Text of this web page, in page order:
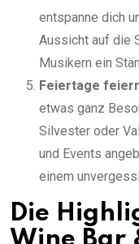
entspanne dich
Aussicht auf die
Musikern ein
Feiertage
etwas ganz
Silvester oder
und Events
einem
Die